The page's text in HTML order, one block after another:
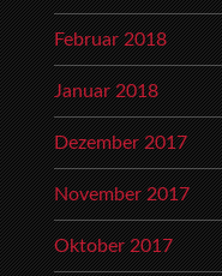
Februar 2018
Januar 2018
Dezember 2017
November 2017
Oktober 2017